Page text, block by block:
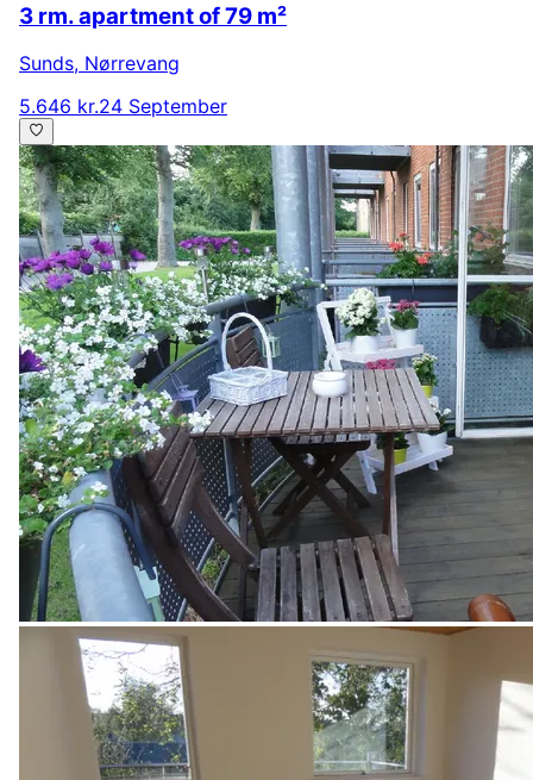
3 rm. apartment of 79 m²
Sunds, Nørrevang
5.646 kr.24 September